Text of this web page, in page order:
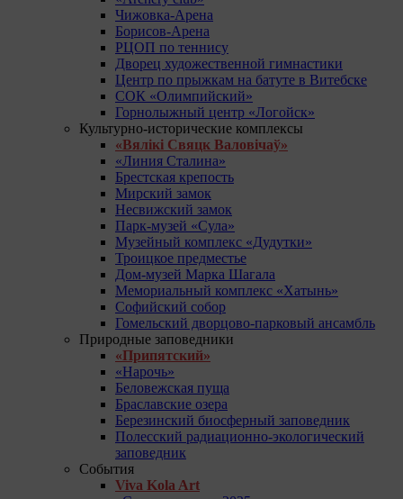
Чижовка-Арена
Борисов-Арена
РЦОП по теннису
Дворец художественной гимнастики
Центр по прыжкам на батуте в Витебске
СОК «Олимпийский»
Горнолыжный центр «Логойск»
Культурно-исторические комплексы
«Вялікі Свяцк Валовічаў»
«Линия Сталина»
Брестская крепость
Мирский замок
Несвижский замок
Парк-музей «Сула»
Музейный комплекс «Дудутки»
Троицкое предместье
Дом-музей Марка Шагала
Мемориальный комплекс «Хатынь»
Софийский собор
Гомельский дворцово-парковый ансамбль
Природные заповедники
«Припятский»
«Нарочь»
Беловежская пуща
Браславские озера
Березинский биосферный заповедник
Полесский радиационно-экологический
заповедник
События
Viva Kola Art